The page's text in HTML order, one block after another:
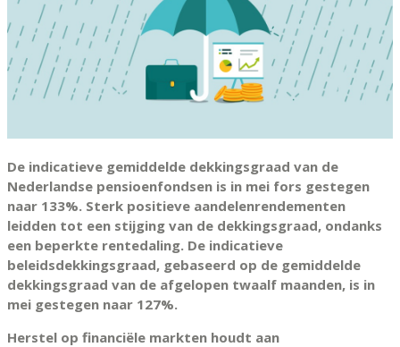
De indicatieve gemiddelde dekkingsgraad van de
Nederlandse pensioenfondsen is in mei fors gestegen
naar 133%. Sterk positieve aandelenrendementen
leidden tot een stijging van de dekkingsgraad, ondanks
een beperkte rentedaling. De indicatieve
beleidsdekkingsgraad, gebaseerd op de gemiddelde
dekkingsgraad van de afgelopen twaalf maanden, is in
mei gestegen naar 127%.
Herstel op financiële markten houdt aan